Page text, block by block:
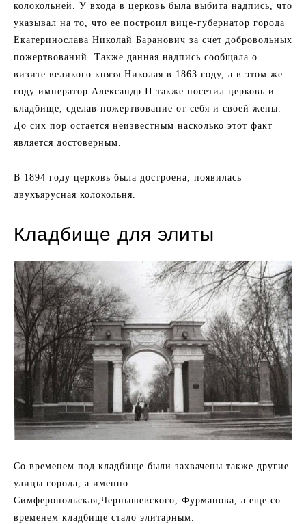
колокольней. У входа в церковь была выбита надпись, что
указывал на то, что ее построил вице-губернатор города
Екатеринослава Николай Баранович за счет добровольных
пожертвований. Также данная надпись сообщала о
визите великого князя Николая в 1863 году, а в этом же
году император Александр II также посетил церковь и
кладбище, сделав пожертвование от себя и своей жены.
До сих пор остается неизвестным насколько этот факт
является достоверным.
В 1894 году церковь была достроена, появилась
двухъярусная колокольня.
Кладбище для элиты
Со временем под кладбище были захвачены также другие
улицы города, а именно
Симферопольская,Чернышевского, Фурманова, а еще со
временем кладбище стало элитарным.